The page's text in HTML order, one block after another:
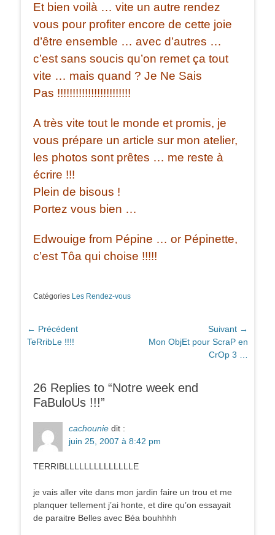
Et bien voilà … vite un autre rendez
vous pour profiter encore de cette joie
d’être ensemble … avec d’autres …
c’est sans soucis qu’on remet ça tout
vite … mais quand ? Je Ne Sais
Pas !!!!!!!!!!!!!!!!!!!!!!!!
A très vite tout le monde et promis, je
vous prépare un article sur mon atelier,
les photos sont prêtes … me reste à
écrire !!!
Plein de bisous !
Portez vous bien …
Edwouige from Pépine … or Pépinette,
c’est Tôa qui choise !!!!!
Catégories Les Rendez-vous
Navigation
de
← Précédent
Article
TeRribLe !!!!
Suivant →
Article
Mon ObjEt pour ScraP en
CrOp 3 …
26 Replies to “Notre week end
FaBuloUs !!!”
cachounie dit :
juin 25, 2007 à 8:42 pm
TERRIBLLLLLLLLLLLLLLE
je vais aller vite dans mon jardin faire un trou et me
planquer tellement j’ai honte, et dire qu’on essayait
de paraitre Belles avec Béa bouhhhh